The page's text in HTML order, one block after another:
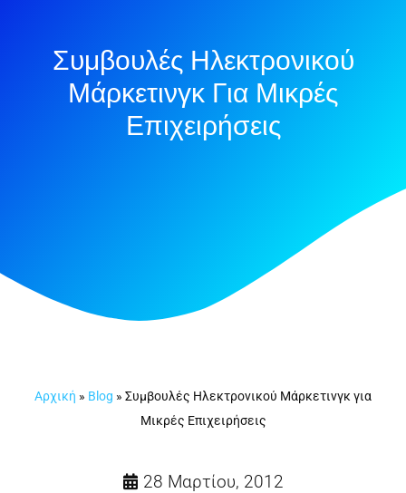
Συμβουλές Ηλεκτρονικού
Μάρκετινγκ Για Μικρές
Επιχειρήσεις
Αρχική » Blog » Συμβουλές Ηλεκτρονικού Μάρκετινγκ για
Μικρές Επιχειρήσεις
28 Μαρτίου, 2012